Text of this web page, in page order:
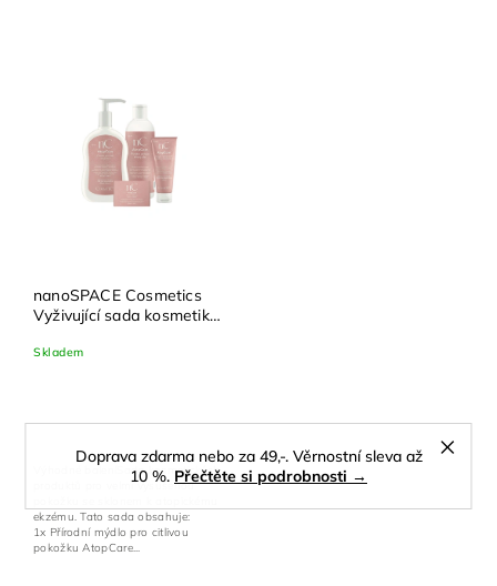
Doprava zdarma nebo za 49,-. Věrnostní sleva až
10 %. Přečtěte si podrobnosti →
nanoSPACE Cosmetics
Vyživující sada kosmetiky
AtopCare
Skladem
Výhodné baleníSada kosmetických
produktů pro velmi vysušenou
ekzému. Tato sada obsahuje:
1x Přírodní mýdlo pro citlivou
pokožku AtopCare...